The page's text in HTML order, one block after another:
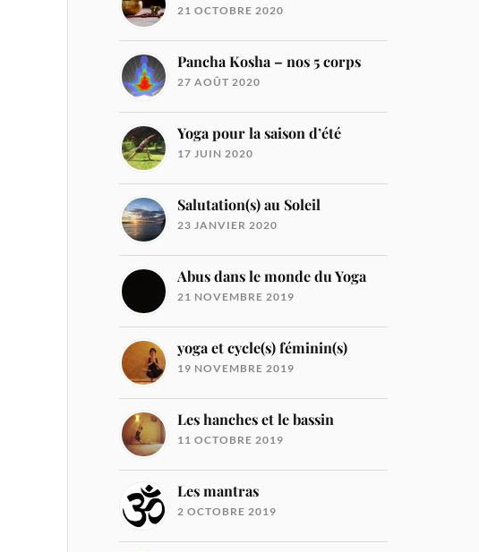
21 OCTOBRE 2020
Pancha Kosha – nos 5 corps
27 AOÛT 2020
Yoga pour la saison d’été
17 JUIN 2020
Salutation(s) au Soleil
23 JANVIER 2020
Abus dans le monde du Yoga
21 NOVEMBRE 2019
yoga et cycle(s) féminin(s)
19 NOVEMBRE 2019
Les hanches et le bassin
11 OCTOBRE 2019
Les mantras
2 OCTOBRE 2019